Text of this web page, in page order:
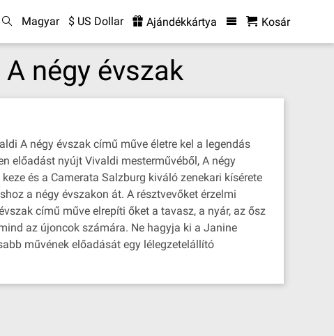
Magyar $ US Dollar Ajándékkártya Kosár
négy évszak
A négy évszak című műve életre kel a legendás
előadást nyújt Vivaldi mesterművéből, A négy
és a Camerata Salzburg kiváló zenekari kísérete
a négy évszakon át. A résztvevőket érzelmi
című műve elrepíti őket a tavasz, a nyár, az ősz
az újoncok számára. Ne hagyja ki a Janine
művének előadását egy lélegzetelállító